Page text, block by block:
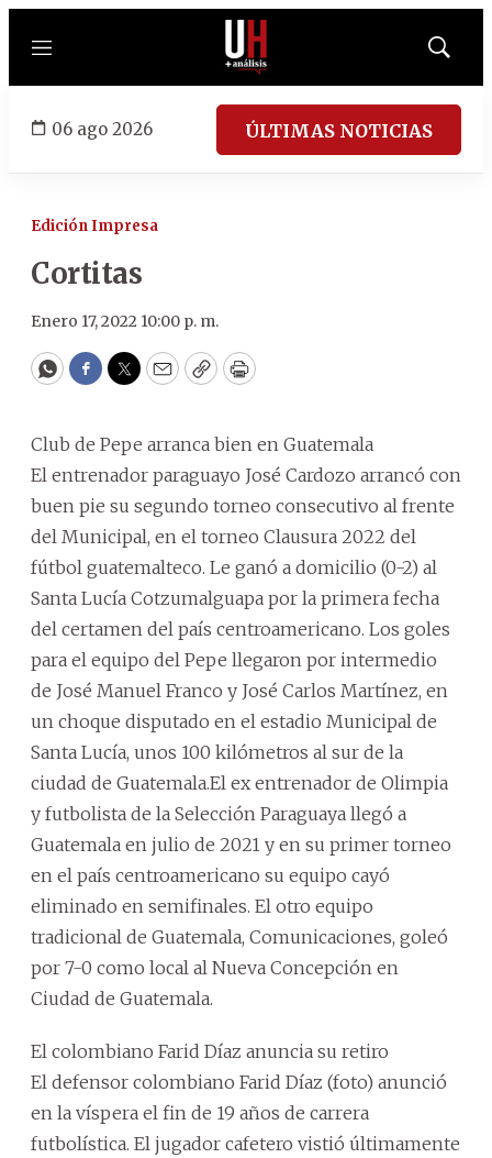
Menú
Mostrar
06 ago 2026 ÚLTIMAS NOTICIAS
Edición Impresa
Cortitas
Enero 17, 2022 10:00 p. m.
WhatsApp
Facebook
Twitter
EmailCopyPrint
Club de Pepe arranca bien en Guatemala
El entrenador paraguayo José Cardozo arrancó con
buen pie su segundo torneo consecutivo al frente
del Municipal, en el torneo Clausura 2022 del
fútbol guatemalteco. Le ganó a domicilio (0-2) al
Santa Lucía Cotzumalguapa por la primera fecha
del certamen del país centroamericano. Los goles
para el equipo del Pepe llegaron por intermedio
de José Manuel Franco y José Carlos Martínez, en
un choque disputado en el estadio Municipal de
Santa Lucía, unos 100 kilómetros al sur de la
ciudad de Guatemala.El ex entrenador de Olimpia
y futbolista de la Selección Paraguaya llegó a
Guatemala en julio de 2021 y en su primer torneo
en el país centroamericano su equipo cayó
eliminado en semifinales. El otro equipo
tradicional de Guatemala, Comunicaciones, goleó
por 7-0 como local al Nueva Concepción en
Ciudad de Guatemala.
El colombiano Farid Díaz anuncia su retiro
El defensor colombiano Farid Díaz (foto) anunció
en la víspera el fin de 19 años de carrera
futbolística. El jugador cafetero vistió últimamente